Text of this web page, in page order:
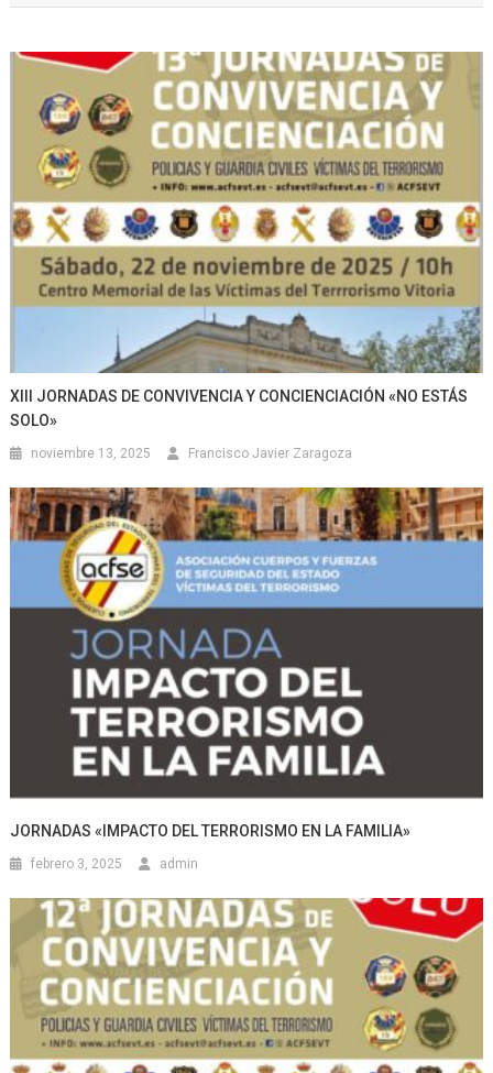
XIII JORNADAS DE CONVIVENCIA Y CONCIENCIACIÓN «NO ESTÁS
SOLO»
noviembre 13, 2025 Francisco Javier Zaragoza
JORNADAS «IMPACTO DEL TERRORISMO EN LA FAMILIA»
febrero 3, 2025 admin